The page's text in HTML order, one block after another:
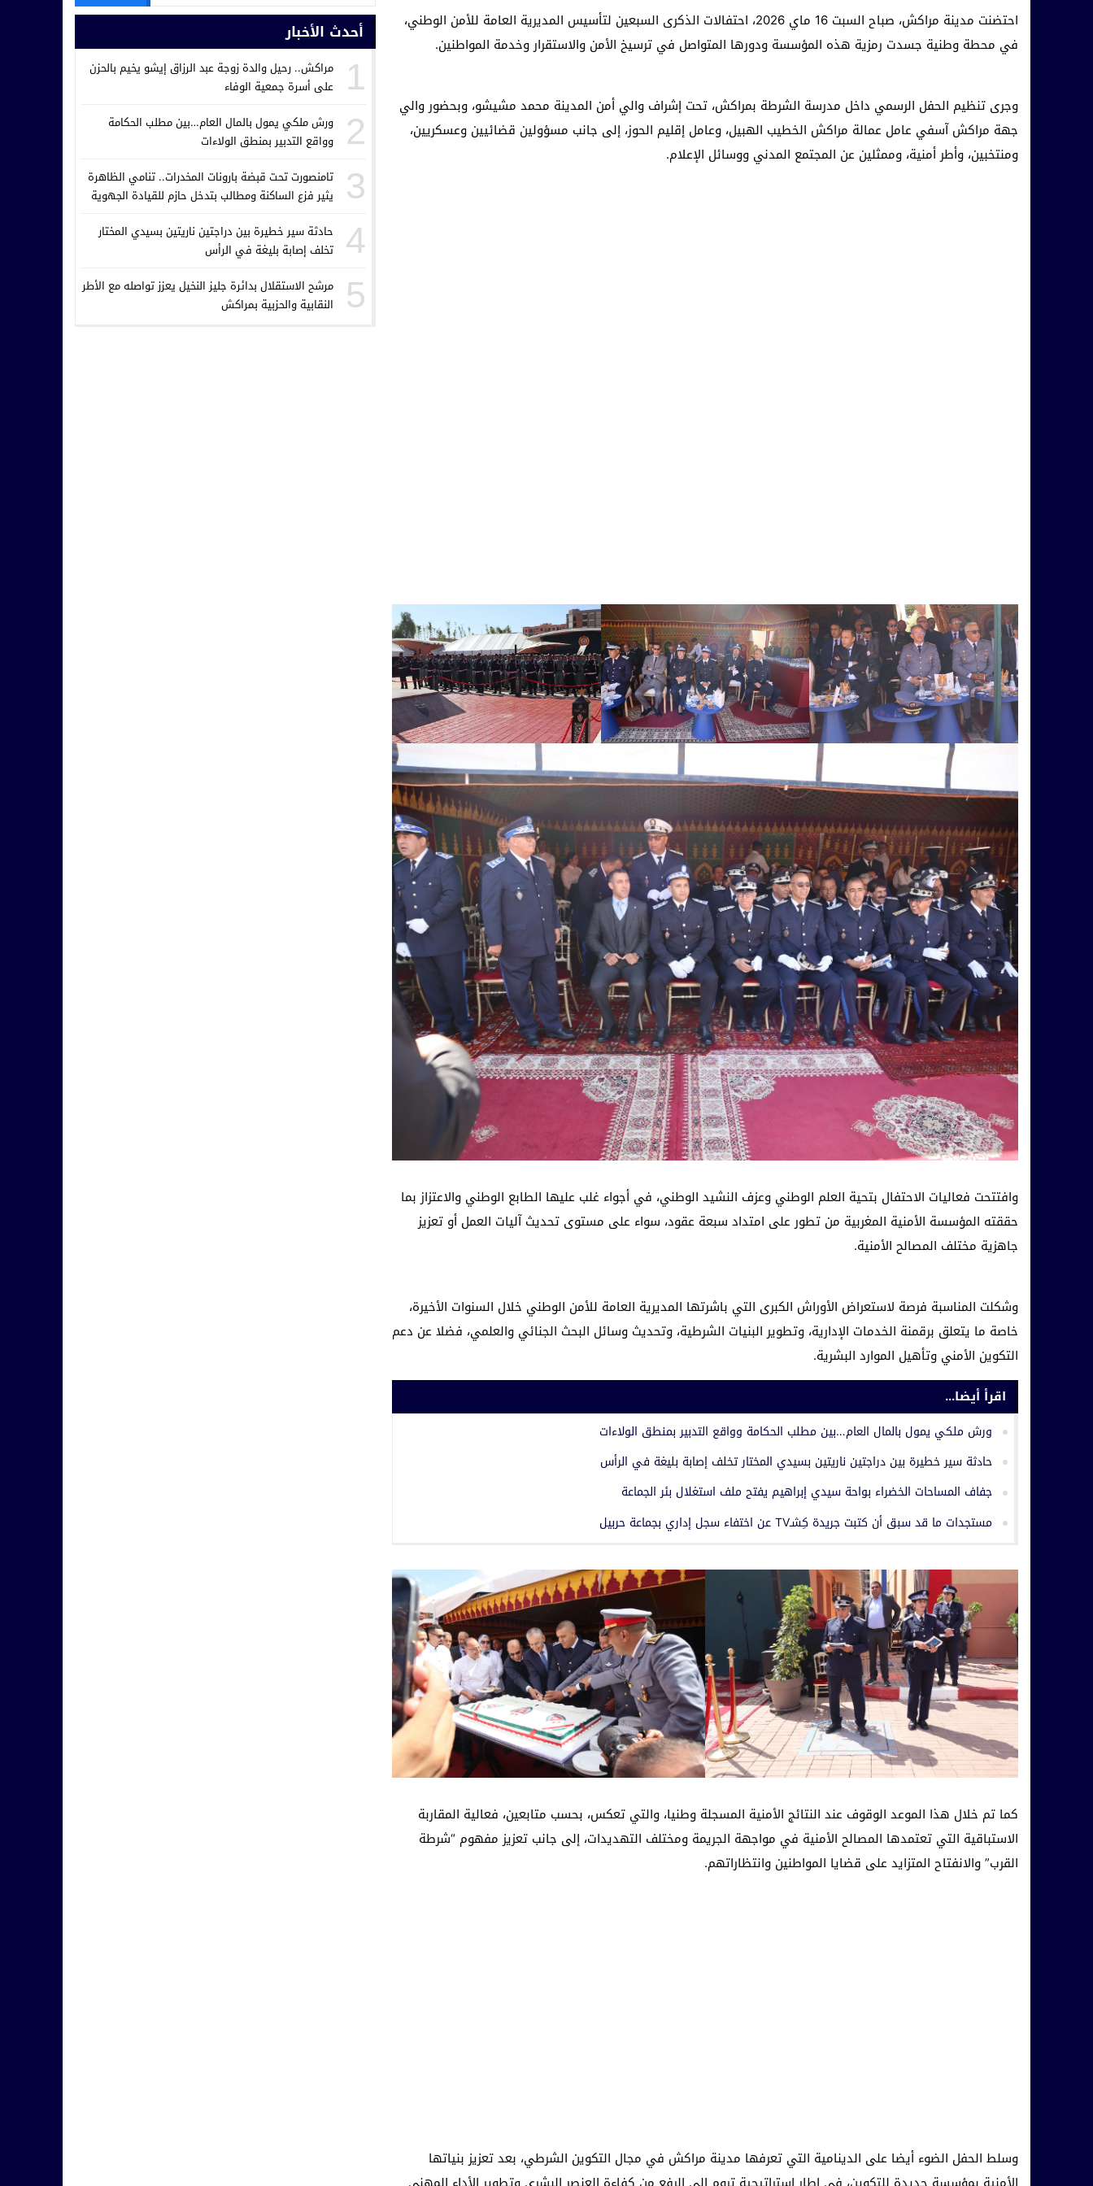
احتضنت مدينة مراكش، صباح السبت 16 ماي 2026، احتفالات الذكرى السبعين لتأسيس المديرية العامة للأمن الوطني،
في محطة وطنية جسدت رمزية هذه المؤسسة ودورها المتواصل في ترسيخ الأمن والاستقرار وخدمة المواطنين.
وجرى تنظيم الحفل الرسمي داخل مدرسة الشرطة بمراكش، تحت إشراف والي أمن المدينة محمد مشيشو، وبحضور والي
جهة مراكش آسفي عامل عمالة مراكش الخطيب الهبيل، وعامل إقليم الحوز، إلى جانب مسؤولين قضائيين وعسكريين،
ومنتخبين، وأطر أمنية، وممثلين عن المجتمع المدني ووسائل الإعلام.
وافتتحت فعاليات الاحتفال بتحية العلم الوطني وعزف النشيد الوطني، في أجواء غلب عليها الطابع الوطني والاعتزاز بما
حققته المؤسسة الأمنية المغربية من تطور على امتداد سبعة عقود، سواء على مستوى تحديث آليات العمل أو تعزيز
جاهزية مختلف المصالح الأمنية.
وشكلت المناسبة فرصة لاستعراض الأوراش الكبرى التي باشرتها المديرية العامة للأمن الوطني خلال السنوات الأخيرة،
خاصة ما يتعلق برقمنة الخدمات الإدارية، وتطوير البنيات الشرطية، وتحديث وسائل البحث الجنائي والعلمي، فضلا عن دعم
التكوين الأمني وتأهيل الموارد البشرية.
اقرأ أيضا...
ورش ملكي يمول بالمال العام…بين مطلب الحكامة وواقع التدبير بمنطق الولاءات
حادثة سير خطيرة بين دراجتين ناريتين بسيدي المختار تخلف إصابة بليغة في الرأس
جفاف المساحات الخضراء بواحة سيدي إبراهيم يفتح ملف استغلال بئر الجماعة
مستجدات ما قد سبق أن كتبت جريدة كِشـTV عن اختفاء سجل إداري بجماعة حربيل
كما تم خلال هذا الموعد الوقوف عند النتائج الأمنية المسجلة وطنيا، والتي تعكس، بحسب متابعين، فعالية المقاربة
الاستباقية التي تعتمدها المصالح الأمنية في مواجهة الجريمة ومختلف التهديدات، إلى جانب تعزيز مفهوم “شرطة
القرب” والانفتاح المتزايد على قضايا المواطنين وانتظاراتهم.
وسلط الحفل الضوء أيضا على الدينامية التي تعرفها مدينة مراكش في مجال التكوين الشرطي، بعد تعزيز بنياتها
أحدث الأخبار
1
مراكش.. رحيل والدة زوجة عبد الرزاق إيشو يخيم بالحزن
على أسرة جمعية الوفاء
2
ورش ملكي يمول بالمال العام…بين مطلب الحكامة
وواقع التدبير بمنطق الولاءات
3
تامنصورت تحت قبضة بارونات المخدرات.. تنامي الظاهرة
يثير فزع الساكنة ومطالب بتدخل حازم للقيادة الجهوية
4
حادثة سير خطيرة بين دراجتين ناريتين بسيدي المختار
تخلف إصابة بليغة في الرأس
5
مرشح الاستقلال بدائرة جليز النخيل يعزز تواصله مع الأطر
النقابية والحزبية بمراكش